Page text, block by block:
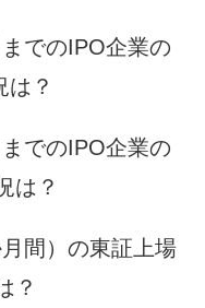
でのIPO企業の
は？
でのIPO企業の
は？
間）の東証上場
？